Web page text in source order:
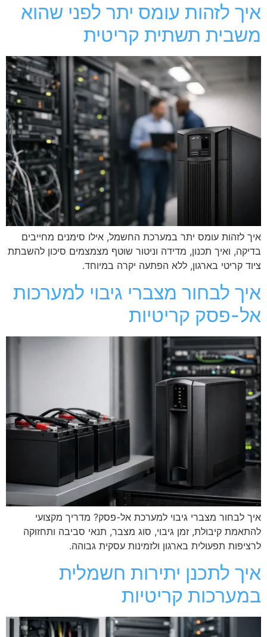
איך לזהות עומס יתר לפני שהוא
משבית תשתית קריטית
איך לזהות עומס יתר במערכת החשמל, אילו סימנים מחייבים
בדיקה, ואיך תכנון, מדידה וניטור שוטף מצמצמים סיכון להשבתת
ציוד קריטי בארגון, ללא הפתעה יקרה במיוחד.
איך לבחור מצברי גיבוי למערכות
אל-פסק קריטיות
איך לבחור מצברי גיבוי למערכת אל-פסק? מדריך מקצועי
להתאמת קיבולת, זמן גיבוי, סוג מצבר, תנאי סביבה ותחזוקה
לרציפות תפעולית בארגון ולזמינות עסקית גבוהה.
איך לתכנן יתירות חשמלית
במערכות קריטיות